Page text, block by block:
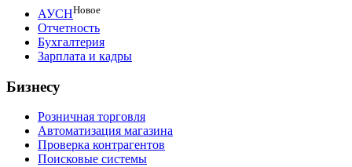
АУСННовое
Отчетность
Бухгалтерия
Зарплата и кадры
Бизнесу
Розничная торговля
Автоматизация магазина
Проверка контрагентов
Поисковые системы